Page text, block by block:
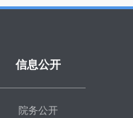
信息公开
院务公开